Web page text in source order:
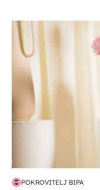
moda & ljepota
POKROVITELJ BIPA